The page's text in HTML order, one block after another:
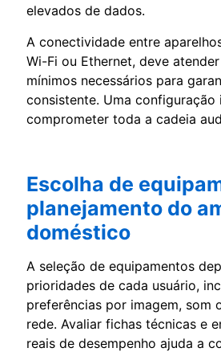
elevados de dados.
A conectividade entre
Wi-Fi ou Ethernet, deve
mínimos necessários para
consistente. Uma configuração
comprometer toda a cadeia
Escolha de
planejamento do
doméstico
A seleção de equipamentos
prioridades de cada usuário,
preferências por imagem, som
rede. Avaliar fichas técnicas e
reais de desempenho ajuda a